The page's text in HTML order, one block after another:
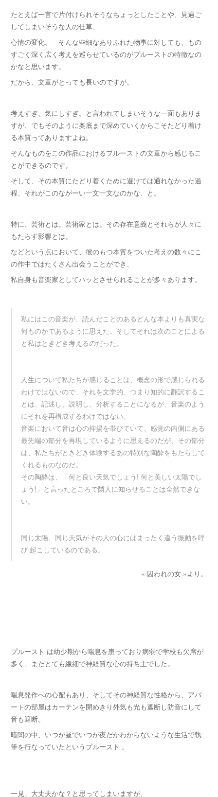
たとえば一言で片付けられそうなちょっとしたことや、見過ご
してしまいそうな人の仕草、
心情の変化。 そんな些細なありふれた物事に対しても、もの
すごく深く広く考えを巡らせているのがプルーストの特徴なの
かなと思います。
だから、文章がとっても長いのですが。
考えすぎ、気にしすぎ。と言われてしまいそうな一面もありま
すが、でもそのように奥底まで深めていくからこそたどり着け
る本質ってありますよね。
そんなものをこの作品におけるプルーストの文章から感じるこ
とができるのです。
そして、その本質にたどり着くために避けては通れなかった過
程、それがこのながーい一文一文なのかな、と。
特に、芸術とは。芸術家とは。その存在意義とそれらが人々に
もたらす影響とは。
などという点において、彼のもつ本質をついた考えの数々にこ
の作中ではたくさん出会うことができ、
私自身も音楽家としてハッとさせられることが多々あります。
私にはこの音楽が、読んだことのあるどんな本よりも真実な
何ものかであるように思えた。そしてそれは次のことによる
と私はときどき考えるのだった。
人生について私たちが感じることは、概念の形で感じられる
わけではないので、それを文学的、つまり知的に翻訳するこ
とは、記述し、説明し、分析することになるが、音楽のよう
にそれを再構成するわけではない。
音楽において音は心の抑揚を帯びていて、感覚の内側にある
最先端の部分を再現しているように思えるのだが、その部分
は、私たちがときどき体験するあの特別な陶酔をもたらして
くれるものなのだ。
その陶酔は、「何と良い天気でしょう! 何と美しい太陽でし
ょう!」と言ったところで隣人に知らせることは全然できな
い。
同じ太陽、同じ天気がその人の心にはまったく違う振動を呼
び 起こしているのである。
« 囚われの女 »より。
プルースト は幼少期から喘息を患っており病弱で学校も欠席が
多く、またとても繊細で神経質な心の持ち主でした。
喘息発作への心配もあり、そしてその神経質な性格から、アパ
ートの部屋はカーテンを閉めきり外気も光も遮断し防音にして
音も遮断。
暗闇の中、いつが昼でいつが夜だかわからないような生活で執
筆を行なっていたというプルースト 。
一見、大丈夫かな？と思ってしまいますが、